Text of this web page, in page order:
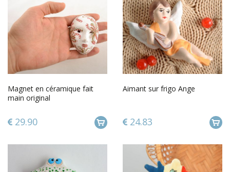
Magnet en céramique fait
main original
29.90
Aimant sur frigo Ange
24.83